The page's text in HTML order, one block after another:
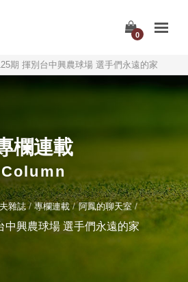
0
期 揮別台中興農球場 選手們永遠的家
欄連載
Column
雜誌 專欄連載 阿鳳的聊天室
中興農球場 選手們永遠的家